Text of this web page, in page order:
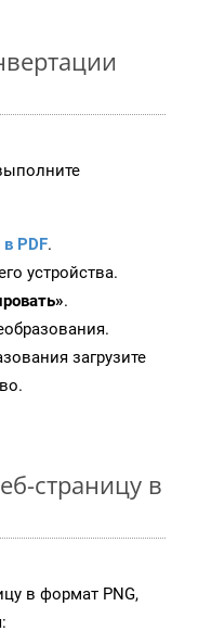
в PDF.
устройства.
.
загрузите
страницу в
в формат PNG,